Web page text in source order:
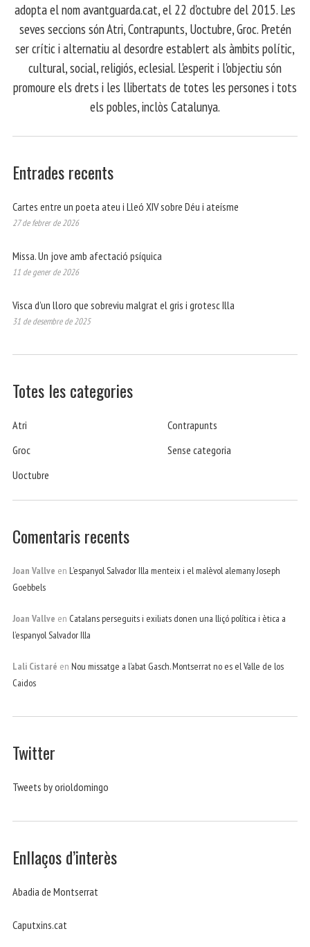
adopta el nom avantguarda.cat, el 22 d'octubre del 2015. Les
seves seccions són Atri, Contrapunts, Uoctubre, Groc. Pretén
ser crític i alternatiu al desordre establert als àmbits polític,
cultural, social, religiós, eclesial. L'esperit i l'objectiu són
promoure els drets i les llibertats de totes les persones i tots
els pobles, inclòs Catalunya.
Entrades recents
Cartes entre un poeta ateu i Lleó XIV sobre Déu i ateísme
27 de febrer de 2026
Missa. Un jove amb afectació psíquica
11 de gener de 2026
Visca d’un lloro que sobreviu malgrat el gris i grotesc Illa
31 de desembre de 2025
Totes les categories
Atri
Contrapunts
Groc
Sense categoria
Uoctubre
Comentaris recents
Joan Vallve en L’espanyol Salvador Illa menteix i el malèvol alemany Joseph
Goebbels
Joan Vallve en Catalans perseguits i exiliats donen una lliçó política i ètica a
l’espanyol Salvador Illa
Lali Cistaré en Nou missatge a l’abat Gasch. Montserrat no es el Valle de los
Caidos
Twitter
Tweets by orioldomingo
Enllaços d’interès
Abadia de Montserrat
Caputxins.cat